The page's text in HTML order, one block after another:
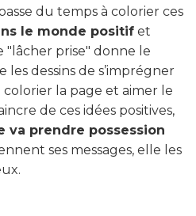
du temps à colorier ces
le monde positif et
"lâcher prise" donne le
dessins de s’imprégner
colorier la page et aimer le
de ces idées positives,
va prendre possession
ses messages, elle les